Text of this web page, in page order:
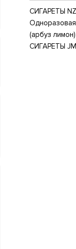
СИГАРЕТЫ NZ
Одноразовая
(арбуз
СИГАРЕТЫ